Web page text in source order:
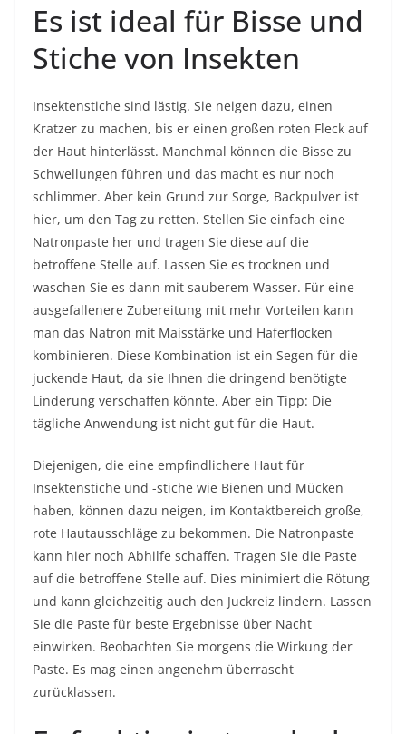
Es ist ideal für Bisse und
Stiche von Insekten
Insektenstiche sind lästig. Sie neigen dazu, einen
Kratzer zu machen, bis er einen großen roten Fleck auf
der Haut hinterlässt. Manchmal können die Bisse zu
Schwellungen führen und das macht es nur noch
schlimmer. Aber kein Grund zur Sorge, Backpulver ist
hier, um den Tag zu retten. Stellen Sie einfach eine
Natronpaste her und tragen Sie diese auf die
betroffene Stelle auf. Lassen Sie es trocknen und
waschen Sie es dann mit sauberem Wasser. Für eine
ausgefallenere Zubereitung mit mehr Vorteilen kann
man das Natron mit Maisstärke und Haferflocken
kombinieren. Diese Kombination ist ein Segen für die
juckende Haut, da sie Ihnen die dringend benötigte
Linderung verschaffen könnte. Aber ein Tipp: Die
tägliche Anwendung ist nicht gut für die Haut.
Diejenigen, die eine empfindlichere Haut für
Insektenstiche und -stiche wie Bienen und Mücken
haben, können dazu neigen, im Kontaktbereich große,
rote Hautausschläge zu bekommen. Die Natronpaste
kann hier noch Abhilfe schaffen. Tragen Sie die Paste
auf die betroffene Stelle auf. Dies minimiert die Rötung
und kann gleichzeitig auch den Juckreiz lindern. Lassen
Sie die Paste für beste Ergebnisse über Nacht
einwirken. Beobachten Sie morgens die Wirkung der
Paste. Es mag einen angenehm überrascht
zurücklassen.